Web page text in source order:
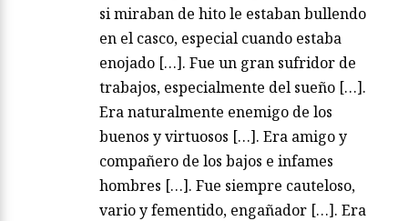
si miraban de hito le estaban bullendo
en el casco, especial cuando estaba
enojado […]. Fue un gran sufridor de
trabajos, especialmente del sueño […].
Era naturalmente enemigo de los
buenos y virtuosos […]. Era amigo y
compañero de los bajos e infames
hombres […]. Fue siempre cauteloso,
vario y fementido, engañador […]. Era